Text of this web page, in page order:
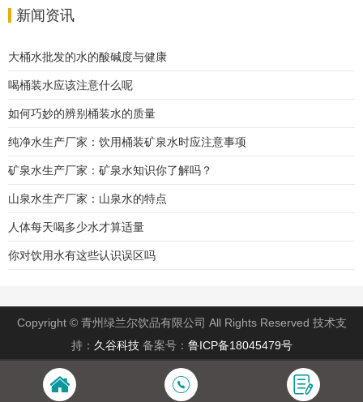
新闻资讯
大桶水批发的水的酸碱度与健康
喝桶装水应该注意什么呢
如何巧妙的辨别桶装水的质量
纯净水生产厂家：饮用桶装矿泉水时应注意事项
矿泉水生产厂家：矿泉水知识你了解吗？
山泉水生产厂家：山泉水的特点
人体每天喝多少水才算适量
你对饮用水有这些认识误区吗
Copyright © 青州绿兰尔饮品有限公司 All Rights Reserved 技术支
持： 久谷科技备案号： 鲁ICP备18045479号